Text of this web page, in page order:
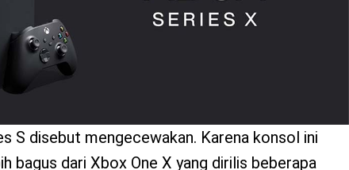
S disebut mengecewakan. Karena konsol ini
bagus dari Xbox One X yang dirilis beberapa